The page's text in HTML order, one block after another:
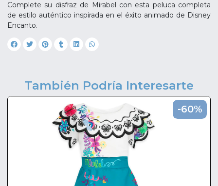
Complete su disfraz de Mirabel con esta peluca completa
de estilo auténtico inspirada en el éxito animado de Disney
Encanto.
También Podría Interesarte
-60%